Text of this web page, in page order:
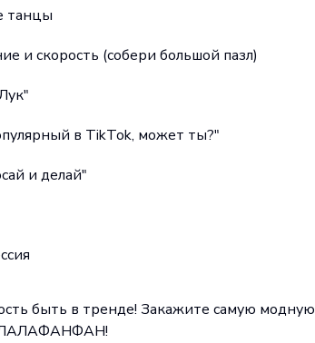
танцы
и скорость (собери большой пазл)
в TikTok, может ты?"
и делай"
быть в тренде! Закажите самую модную
ЛАЛАФАНФАН!